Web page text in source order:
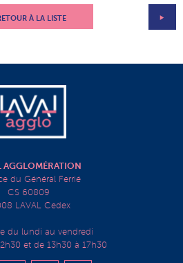
À LA LISTE
AGGLOMÉRATION
du Général Ferrié
CS 60809
LAVAL Cedex
du lundi au vendredi
et de 13h30 à 17h30